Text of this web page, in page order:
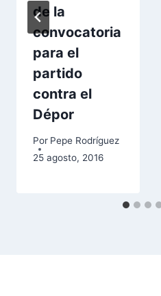
de la
convocatoria
para el
partido
contra el
Dépor
Por Pepe Rodríguez
25 agosto, 2016